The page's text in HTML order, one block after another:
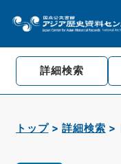
詳細検索
トップ 詳細検索